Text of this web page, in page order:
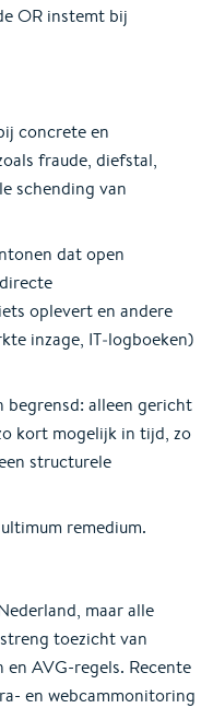
OR instemt bij
concrete en
fraude, diefstal,
schending van
dat open
oplevert en andere
inzage, IT‑logboeken)
begrensd: alleen gericht
kort mogelijk in tijd, zo
structurele
remedium.
maar alle
toezicht van
AVG-regels. Recente
en webcammonitoring